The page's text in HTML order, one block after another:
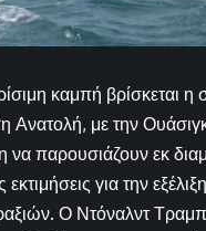
καμπή βρίσκεται
Ανατολή, με την
να παρουσιάζουν εκ
εκτιμήσεις για την
Ο Ντόναλντ